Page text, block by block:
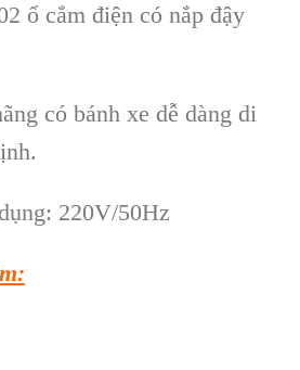
ổ cắm điện có nắp đậy
có bánh xe dễ dàng di
220V/50Hz